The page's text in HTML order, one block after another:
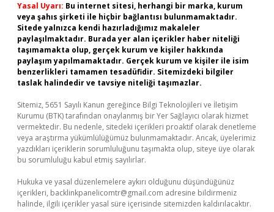
Yasal Uyarı: Bu internet sitesi, herhangi bir marka, kurum
veya şahıs şirketi ile hiçbir bağlantısı bulunmamaktadır.
Sitede yalnızca kendi hazırladığımız makaleler
paylaşılmaktadır. Burada yer alan içerikler haber niteliği
taşımamakta olup, gerçek kurum ve kişiler hakkında
paylaşım yapılmamaktadır. Gerçek kurum ve kişiler ile isim
benzerlikleri tamamen tesadüfidir. Sitemizdeki bilgiler
taslak halindedir ve tavsiye niteliği taşımazlar.
Sitemiz, 5651 Sayılı Kanun gereğince Bilgi Teknolojileri ve İletişim
Kurumu (BTK) tarafından onaylanmış bir Yer Sağlayıcı olarak hizmet
vermektedir. Bu nedenle, sitedeki içerikleri proaktif olarak denetleme
veya araştırma yükümlülüğümüz bulunmamaktadır. Ancak, üyelerimiz
yazdıkları içeriklerin sorumluluğunu taşımakta olup, siteye üye olarak
bu sorumluluğu kabul etmiş sayılırlar.
Hukuka ve yasal düzenlemelere aykırı olduğunu düşündüğünüz
içerikleri, backlinkpanelicomtr@gmail.com adresine bildirmeniz
halinde, ilgili içerikler yasal süre içerisinde sitemizden kaldırılacaktır.